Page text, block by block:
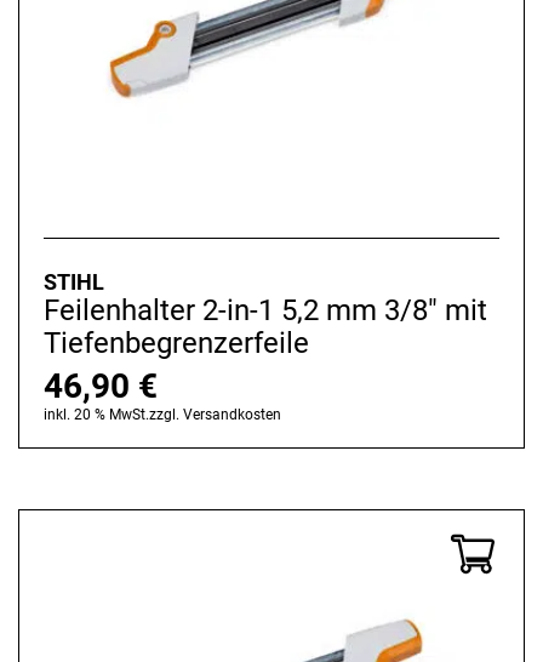
STIHL
Feilenhalter 2-in-1 5,2 mm 3/8" mit
Tiefenbegrenzerfeile
46,90 €
inkl. 20 % MwSt.zzgl. Versandkosten